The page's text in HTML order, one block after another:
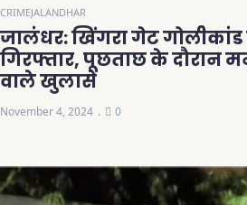
CRIMEJALANDHAR
जालंधर: खिंगरा गेट
गिरफ्तार, पूछताछ के दौरान
वाले खुलासे
November 4, 2024 0